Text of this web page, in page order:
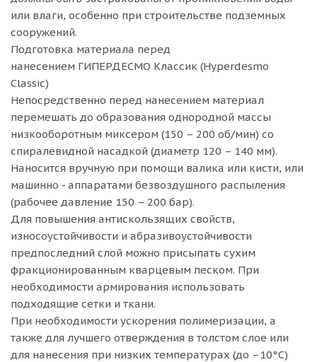
или влаги, особенно при строительстве подземных
сооружений.
Подготовка материала перед
нанесением ГИПЕРДЕСМО Классик (Hyperdesmo
Classic)
Непосредственно перед нанесением материал
перемешать до образования однородной массы
низкооборотным миксером (150 – 200 об/мин) со
спиралевидной насадкой (диаметр 120 – 140 мм).
Наносится вручную при помощи валика или кисти, или
машинно - аппаратами безвоздушного распыления
(рабочее давление 150 – 200 бар).
Для повышения антискользящих свойств,
износоустойчивости и абразивоустойчивости
предпоследний слой можно присыпать сухим
фракционированным кварцевым песком. При
необходимости армирования использовать
подходящие сетки и ткани.
При необходимости ускорения полимеризации, а
также для лучшего отверждения в толстом слое или
для нанесения при низких температурах (до –10°С)